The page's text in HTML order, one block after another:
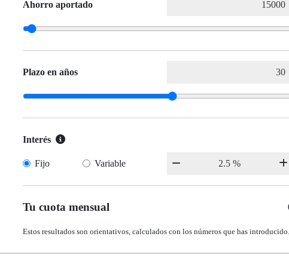
Ahorro aportado
Plazo en años
Interés
Fijo Variable
Tu cuota mensual
Estos resultados son orientativos, calculados con los números que has introducido.